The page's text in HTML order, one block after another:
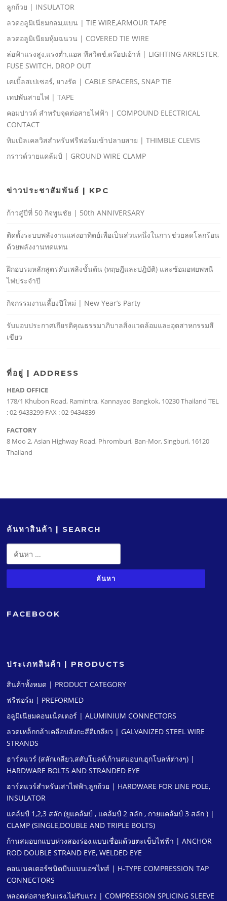
ลูกถ้วย | INSULATOR
ลวดอลูมิเนียมกลม,แบน | TIE WIRE,ARMOUR TAPE
ลวดอลูมิเนียมหุ้มฉนวน | COVERED TIE WIRE
ล่อฟ้าแรงสูง,แรงตํ่า,แอล ทีสวิตช์,ดร๊อปเอ้าท์ | LIGHTING ARRESTER,
FUSE SWITCH, DROP OUT
เคเบิ้ลสเปเซอร์, ยางรัด | CABLE SPACERS, SNAP TIE
เทปพันสายไฟ | TAPE
คอมปาวด์ สําหรับจุดต่อสายไฟฟ้า | COMPOUND ELECTRICAL
CONTACT
ทิมเบิลเคลวิสสําหรับฟรีฟอร์มเข้าปลายสาย | THIMBLE CLEVIS
กราวด์วายแคล้มป์ | GROUND WIRE CLAMP
ข่าวประชาสัมพันธ์ | KPC
ก้าวสู่ปีที่ 50 กิจพูนชัย | 50th ANNIVERSARY
ติดตั้งระบบพลังงานแสงอาทิตย์เพื่อเป็นส่วนหนึ่งในการช่วยลดโลกร้อน
ด้วยพลังงานทดแทน
ฝึกอบรมหลักสูตรดับเพลิงขั้นต้น (ทฤษฎีและปฎิบัติ) และซ้อมอพยพหนี
ไฟประจําปี
กิจกรรมงานเลี้ยงปีใหม่ | New Year’s Party
รับมอบประกาศเกียรติคุณธรรมาภิบาลสิ่งแวดล้อมและอุตสาหกรรมสี
เขียว
ที่อยู่ | ADDRESS
HEAD OFFICE
178/1 Khubon Road, Ramintra, Kannayao Bangkok, 10230 Thailand TEL
: 02-9433299 FAX : 02-9434839
FACTORY
8 Moo 2, Asian Highway Road, Phromburi, Ban-Mor, Singburi, 16120
Thailand
ค้นหาสินค้า | SEARCH
ค้นหา
สำหรับ:
FACEBOOK
ประเภทสินค้า | PRODUCTS
สินค้าทั้งหมด | PRODUCT CATEGORY
ฟรีฟอร์ม | PREFORMED
อลูมิเนียมคอนเน็คเตอร์ | ALUMINIUM CONNECTORS
ลวดเหล็กกล้าเคลือบสังกะสีตีเกลียว | GALVANIZED STEEL WIRE
STRANDS
ฮาร์ดแวร์ (สลักเกลียว,สตับโบลท์,ก้านสมอบก,ฮุกโบลท์ต่างๆ) |
HARDWARE BOLTS AND STRANDED EYE
ฮาร์ดแวร์สําหรับเสาไฟฟ้า,ลูกถ้วย | HARDWARE FOR LINE POLE,
INSULATOR
แคล้มป์ 1,2,3 สลัก (ยูแคล้มป์ , แคล้มป์ 2 สลัก , กายแคล้มป์ 3 สลัก ) |
CLAMP (SINGLE,DOUBLE AND TRIPLE BOLTS)
ก้านสมอบกแบบห่วงสองร่อง,แบบเชื่อมด้วยตะเข็บไฟฟ้า | ANCHOR
ROD DOUBLE STRAND EYE, WELDED EYE
คอนเนคเตอร์ชนิดบีบแบบเอชไทส์ | H-TYPE COMPRESSION TAP
CONNECTORS
หลอดต่อสายรับแรง,ไม่รับแรง | COMPRESSION SPLICING SLEEVE